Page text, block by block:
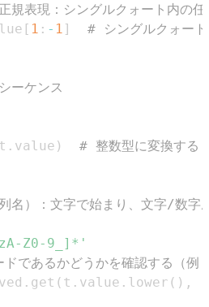
規表現：シングルクォート内の
[ 1 : - 1 ]
# シングルクォー
ーケンス
t . value )
# 整数型に変換する
名）：文字で始まり、文字/数字
Z0-9_]*'
であるかどうかを確認する（
. get ( t . value . lower ( ) ,